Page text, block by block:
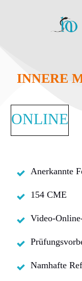
INNERE
ONLINE
Anerkannte
154 CME
Video-
Namhafte